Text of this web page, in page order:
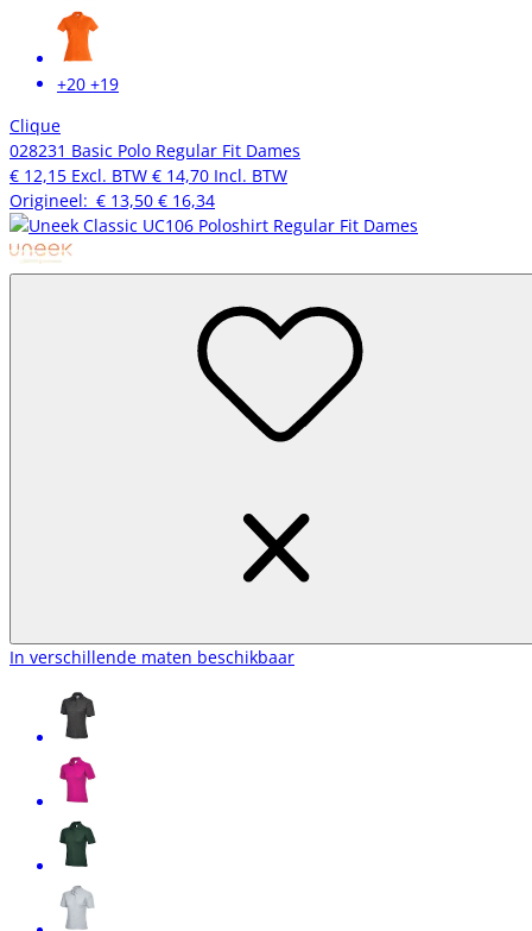
+20 +19
Clique
028231 Basic Polo Regular Fit Dames
€ 12,15 Excl. BTW € 14,70 Incl. BTW
Origineel: € 13,50 € 16,34
In verschillende maten beschikbaar